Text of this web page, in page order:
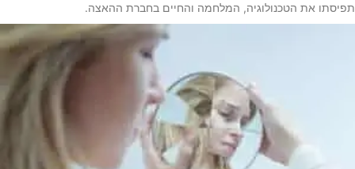
תפיסתו את הטכנולוגיה, המלחמה והחיים בחברת ההאצה.